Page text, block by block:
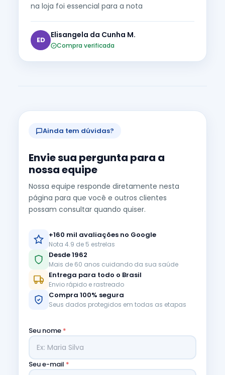
na loja foi essencial para a nota
ED
Elisangela da Cunha M.
Compra verificada
Ainda tem dúvidas?
Envie sua pergunta para a
nossa equipe
Nossa equipe responde diretamente nesta
página para que você e outros clientes
possam consultar quando quiser.
+160 mil avaliações no Google
Nota 4.9 de 5 estrelas
Desde 1962
Mais de 60 anos cuidando da sua saúde
Entrega para todo o Brasil
Envio rápido e rastreado
Compra 100% segura
Seus dados protegidos em todas as etapas
Seu nome *
Seu e-mail *